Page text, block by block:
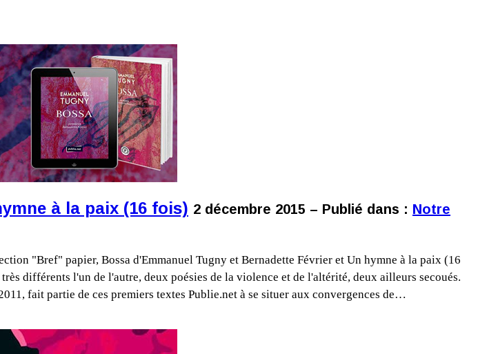
à la paix (16 fois) 2 décembre 2015 – Publié dans : Notre
"Bref" papier, Bossa d'Emmanuel Tugny et Bernadette Février et Un hymne à la paix (16
différents l'un de l'autre, deux poésies de la violence et de l'altérité, deux ailleurs secoués.
fait partie de ces premiers textes Publie.net à se situer aux convergences de…